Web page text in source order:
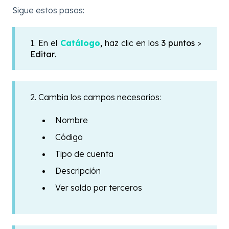
Sigue estos pasos:
1. En el Catálogo, haz clic en los 3 puntos >
Editar.
2. Cambia los campos necesarios:
Nombre
Código
Tipo de cuenta
Descripción
Ver saldo por terceros